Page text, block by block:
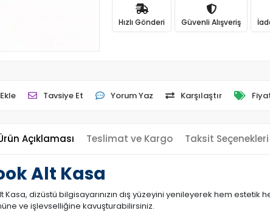
Hızlı Gönderi Güvenli Alışveriş
Tavsiye Et Yorum Yaz Karşılaştır
Açıklaması Teslimat ve Kargo Taksit Seçenekleri
Alt Kasa
dizüstü bilgisayarınızın dış yüzeyini yenileyerek hem estetik
ve işlevselliğine kavuşturabilirsiniz.